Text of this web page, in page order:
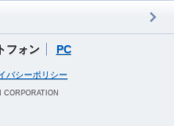
フォン PC
バシーポリシー